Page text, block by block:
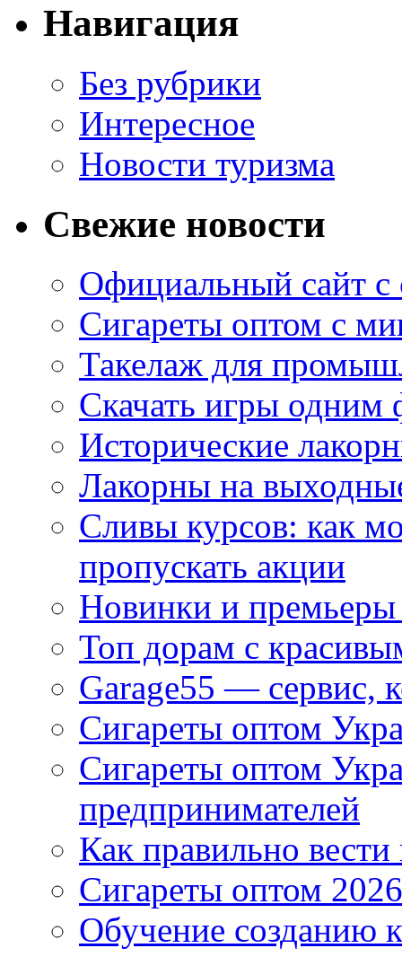
Навигация
Без рубрики
Интересное
Новости туризма
Свежие новости
Официальный сайт
Сигареты оптом с
Такелаж для
Скачать игры одним
Исторические
Лакорны на
Сливы курсов: как
пропускать акции
Новинки и
Топ дорам с
Garage55 — сервис,
Сигареты оптом
Сигареты оптом
предпринимателей
Как правильно
Сигареты оптом
Обучение созданию